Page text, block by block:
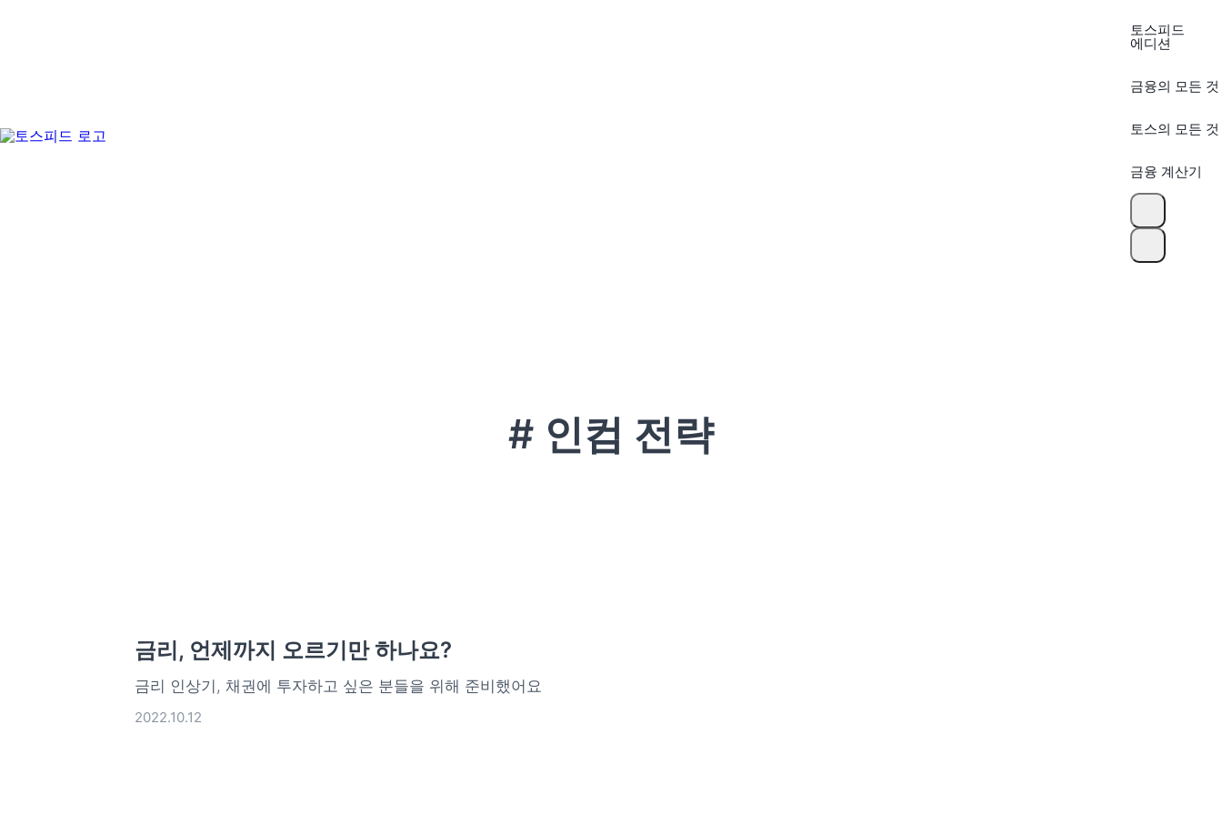
토스피드
에디션
금융의 모든 것
토스의 모든 것
금융 계산기
# 인컴 전략
금리, 언제까지 오르기만 하나요?
금리 인상기, 채권에 투자하고 싶은 분들을 위해 준비했어요
2022.10.12